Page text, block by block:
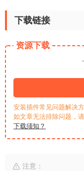
下载链接
资源下载
安装插件常见问题解决
如文章无法排除问题，
下载须知？
注意：